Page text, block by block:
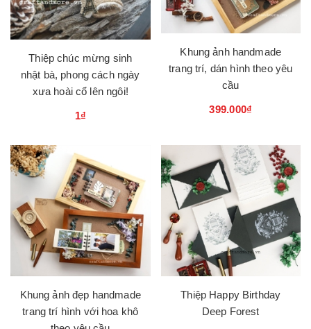
Thiệp chúc mừng sinh
nhật bà, phong cách ngày
xưa hoài cổ lên ngôi!
1₫
Khung ảnh handmade
trang trí, dán hình theo yêu
cầu
399.000₫
Khung ảnh đẹp handmade
trang trí hình với hoa khô
Thiệp Happy Birthday
Deep Forest